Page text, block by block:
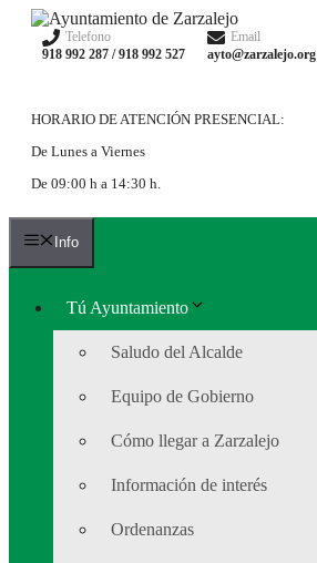
Saltar
contenido
Telefono
918 992 287 / 918 992 527
Email
ayto@zarzalejo.org
HORARIO DE ATENCIÓN PRESENCIAL:
De Lunes a Viernes
De 09:00 h a 14:30 h.
Info
Tú Ayuntamiento
Saludo del Alcalde
Equipo de Gobierno
Cómo llegar a Zarzalejo
Información de interés
Ordenanzas